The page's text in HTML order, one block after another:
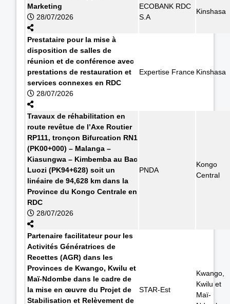
Marketing
28/07/2026
ECOBANK RDC
S.A
Kinshasa
Prestataire pour la mise à
disposition de salles de
réunion et de conférence avec
prestations de restauration et
services connexes en RDC
28/07/2026
Expertise France Kinshasa
Travaux de réhabilitation en
route revêtue de l’Axe Routier
RP111, tronçon Bifurcation RN1
(PK00+000) – Malanga –
Kiasungwa – Kimbemba au Bac
Luozi (PK94+628) soit un
linéaire de 94,628 km dans la
Province du Kongo Centrale en
RDC
28/07/2026
PNDA
Kongo
Central
Partenaire facilitateur pour les
Activités Génératrices de
Recettes (AGR) dans les
Provinces de Kwango, Kwilu et
Maï-Ndombe dans le cadre de
la mise en œuvre du Projet de
Stabilisation et Relèvement de
STAR-Est
Kwango,
Kwilu et
Maï-